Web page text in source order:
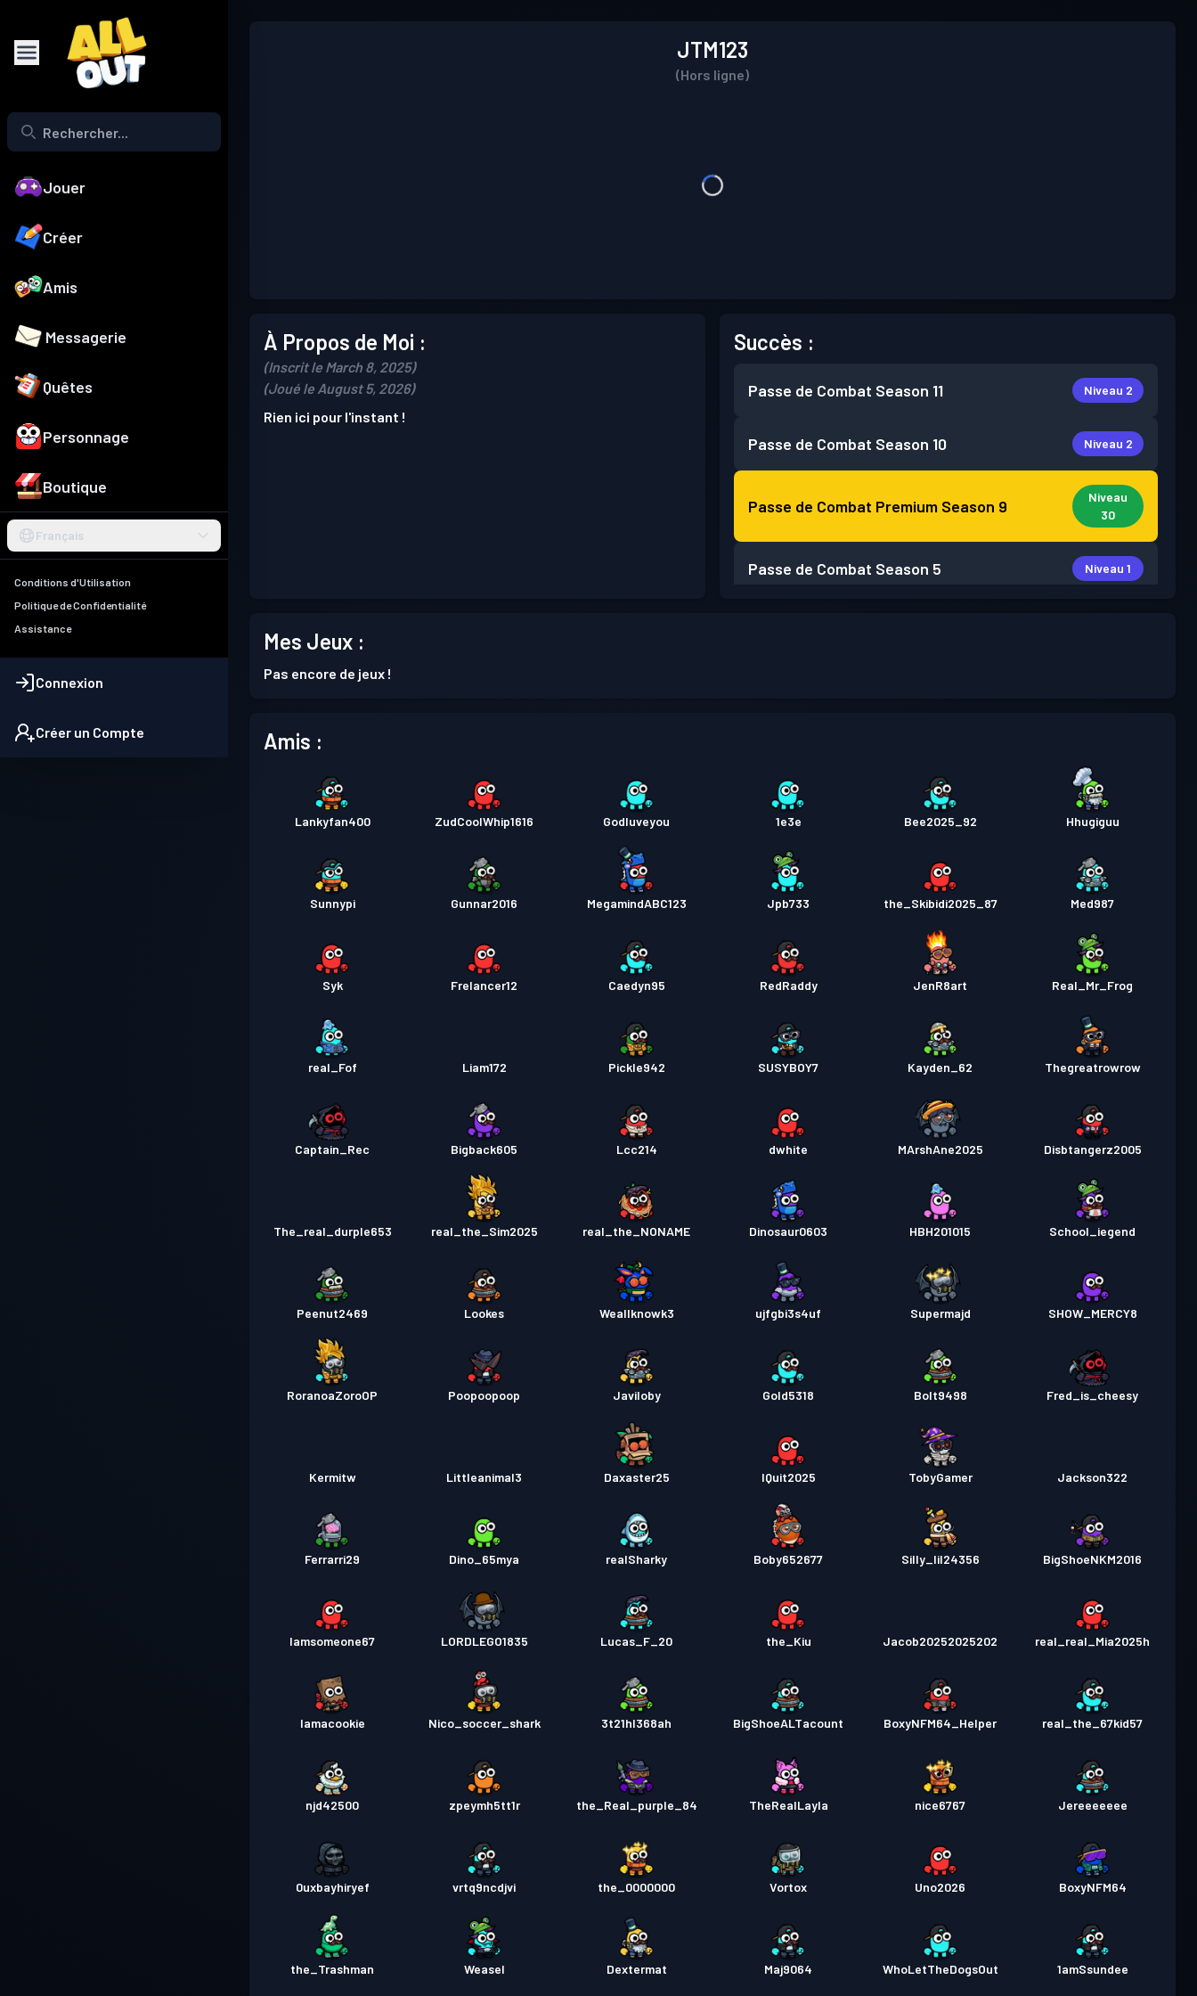
Jouer
Créer
Amis
Messagerie
Quêtes
Personnage
Boutique
Français
Conditions d'Utilisation
Politique de Confidentialité
Assistance
Connexion
Créer un Compte
JTM123
(Hors ligne)
À Propos de Moi :
(Inscrit le March 8, 2025)
(Joué le August 5, 2026)
Rien ici pour l'instant !
Succès :
Passe de Combat Season 11 Niveau 2
Passe de Combat Season 10 Niveau 2
Passe de Combat Premium Season 9
Niveau
30
Passe de Combat Season 5 Niveau 1
Mes Jeux :
Pas encore de jeux !
Amis :
Lankyfan400 ZudCoolWhip1616 Godluveyou 1e3e Bee2025_92 Hhugiguu
Sunnypi Gunnar2016 MegamindABC123 Jpb733 the_Skibidi2025_87 Med987
Syk Frelancer12 Caedyn95 RedRaddy JenR8art Real_Mr_Frog
real_Fof Liam172 Pickle942 SUSYBOY7 Kayden_62 Thegreatrowrow
Captain_Rec Bigback605 Lcc214 dwhite MArshAne2025 Disbtangerz2005
The_real_durple653 real_the_Sim2025 real_the_NONAME Dinosaur0603 HBH201015 School_iegend
Peenut2469 Lookes Weallknowk3 ujfgbi3s4uf Supermajd SHOW_MERCY8
RoranoaZoroOP Poopoopoop Javiloby Gold5318 Bolt9498 Fred_is_cheesy
Kermitw Littleanimal3 Daxaster25 IQuit2025 TobyGamer Jackson322
Ferrarri29 Dino_65mya realSharky Boby652677 Silly_lil24356 BigShoeNKM2016
Iamsomeone67 LORDLEGO1835 Lucas_F_20 the_Kiu Jacob20252025202 real_real_Mia2025h
Iamacookie Nico_soccer_shark 3t21hl368ah BigShoeALTacount BoxyNFM64_Helper real_the_67kid57
njd42500 zpeymh5tt1r the_Real_purple_84 TheRealLayla nice6767 Jereeeeeee
0uxbayhiryef vrtq9ncdjvi the_0000000 Vortox Uno2026 BoxyNFM64
the_Trashman Weasel Dextermat Maj9064 WhoLetTheDogsOut 1amSsundee